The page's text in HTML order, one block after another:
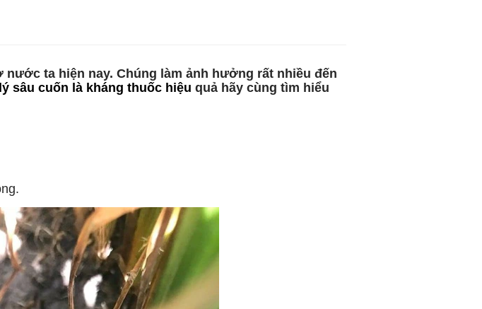
ta hiện nay. Chúng làm ảnh hưởng rất nhiều đến
sâu cuốn là kháng thuốc hiệu quả hãy cùng tìm hiểu